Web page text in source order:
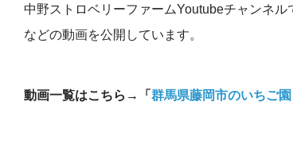
中野ストロベリーファームYoutubeチャンネ
などの動画を公開しています。
動画一覧はこちら→「 群馬県藤岡市のいちご